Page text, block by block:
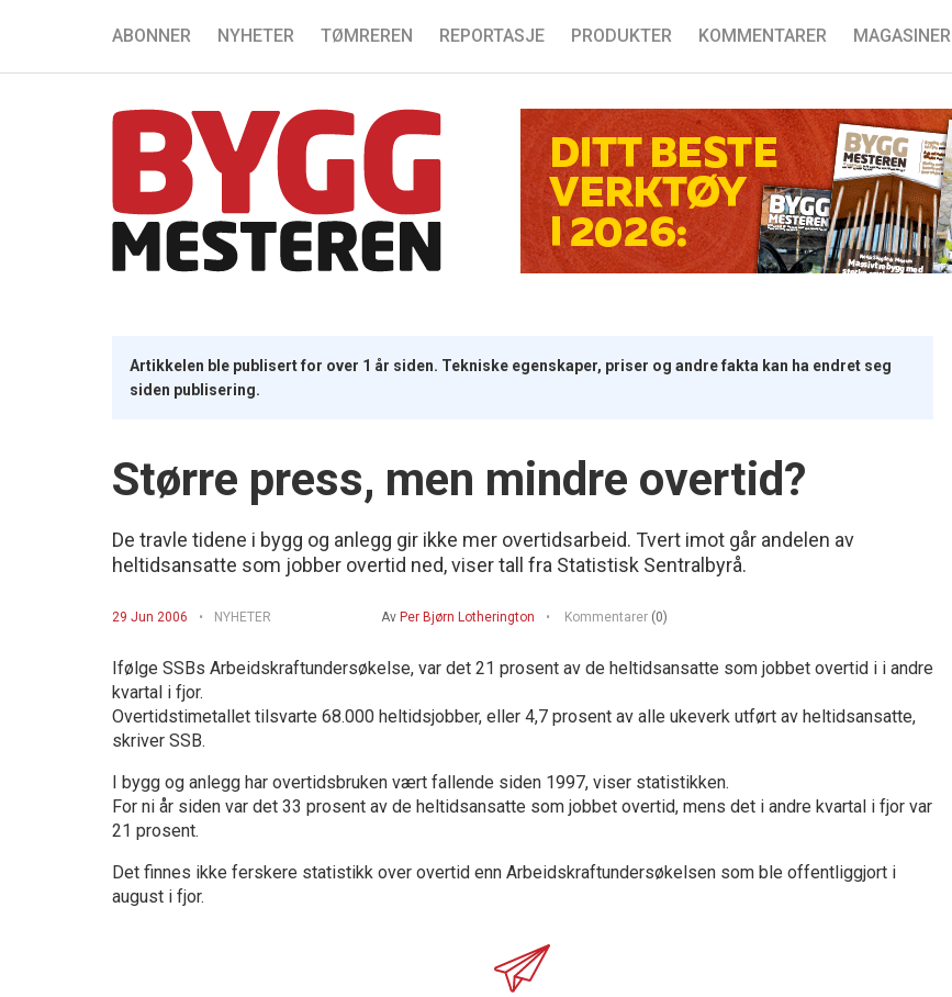
ABONNER NYHETER TØMREREN REPORTASJE PRODUKTER KOMMENTARER MAGASINER
Artikkelen ble publisert for over 1 år siden. Tekniske egenskaper, priser og andre fakta kan ha endret seg
siden publisering.
Større press, men mindre overtid?
De travle tidene i bygg og anlegg gir ikke mer overtidsarbeid. Tvert imot går andelen av
heltidsansatte som jobber overtid ned, viser tall fra Statistisk Sentralbyrå.
29 Jun 2006 NYHETER Av Per Bjørn Lotherington Kommentarer (0)
Ifølge SSBs Arbeidskraftundersøkelse, var det 21 prosent av de heltidsansatte som jobbet overtid i i andre
kvartal i fjor.
Overtidstimetallet tilsvarte 68.000 heltidsjobber, eller 4,7 prosent av alle ukeverk utført av heltidsansatte,
skriver SSB.
I bygg og anlegg har overtidsbruken vært fallende siden 1997, viser statistikken.
For ni år siden var det 33 prosent av de heltidsansatte som jobbet overtid, mens det i andre kvartal i fjor var
21 prosent.
Det finnes ikke ferskere statistikk over overtid enn Arbeidskraftundersøkelsen som ble offentliggjort i
august i fjor.